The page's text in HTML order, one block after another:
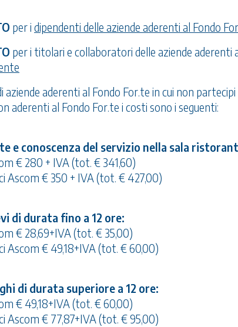
per i dipendenti delle aziende aderenti al Fondo
per i titolari e collaboratori delle aziende aderenti
aziende aderenti al Fondo For.te in cui non
aderenti al Fondo For.te i costi sono i seguenti:
e conoscenza del servizio nella sala
€ 280 + IVA (tot. € 341,60)
Ascom € 350 + IVA (tot. € 427,00)
di durata fino a 12 ore:
€ 28,69+IVA (tot. € 35,00)
Ascom € 49,18+IVA (tot. € 60,00)
di durata superiore a 12 ore:
€ 49,18+IVA (tot. € 60,00)
Ascom € 77,87+IVA (tot. € 95,00)